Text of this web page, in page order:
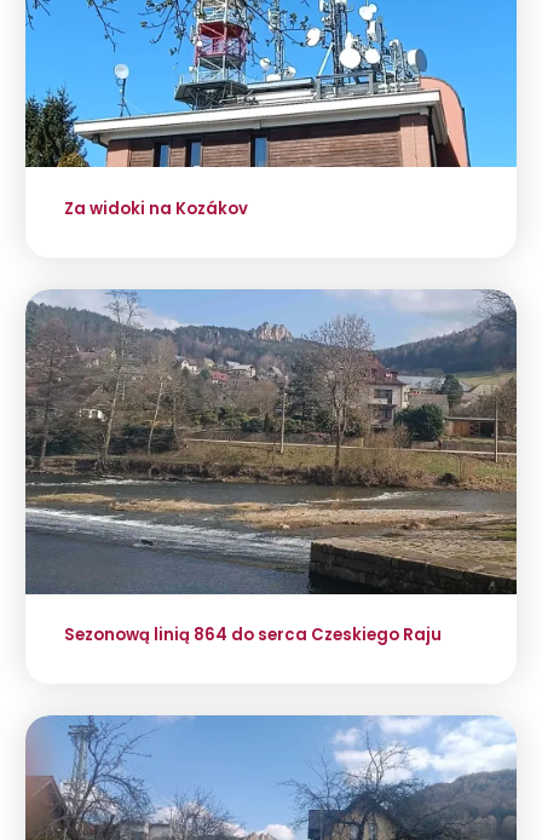
Za widoki na Kozákov
Sezonową linią 864 do serca Czeskiego Raju